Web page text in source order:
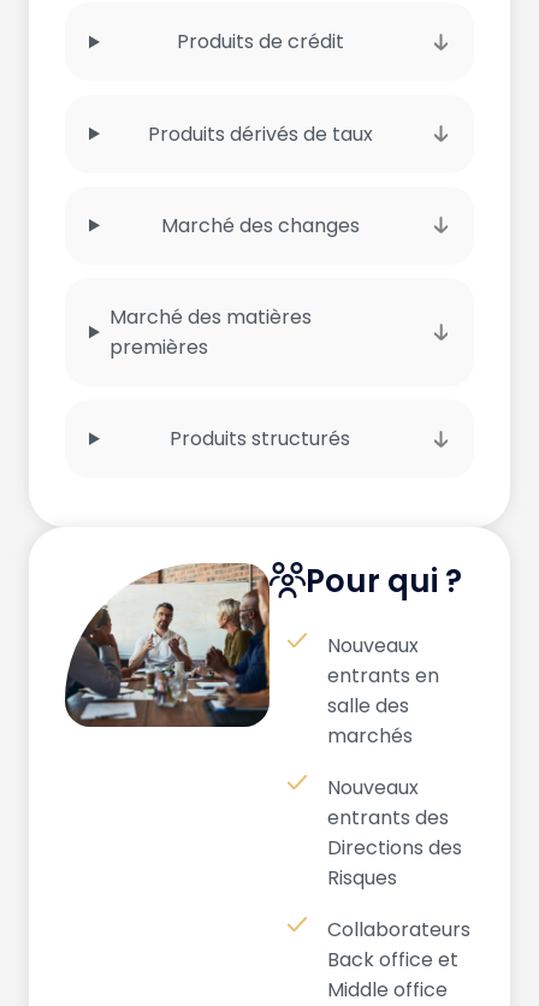
Produits de crédit
Produits dérivés de taux
Marché des changes
Marché des matières
premières
Produits structurés
Pour qui ?
Nouveaux
entrants en
salle des
marchés
Nouveaux
entrants des
Directions des
Risques
Collaborateurs
Back office et
Middle office